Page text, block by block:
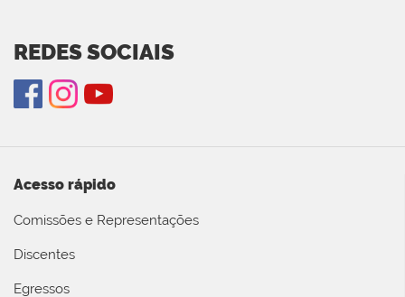
REDES SOCIAIS
Acesso rápido
Comissões e Representações
Discentes
Egressos